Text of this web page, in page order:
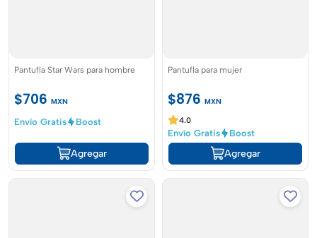
Pantufla Star Wars para hombre
$706 MXN
Envío Gratis
Boost
Agregar
Pantufla para mujer
$876 MXN
4.0
Envío Gratis Boost
Agregar